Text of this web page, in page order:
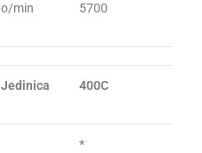
o/min 5700
Jedinica 400C
*